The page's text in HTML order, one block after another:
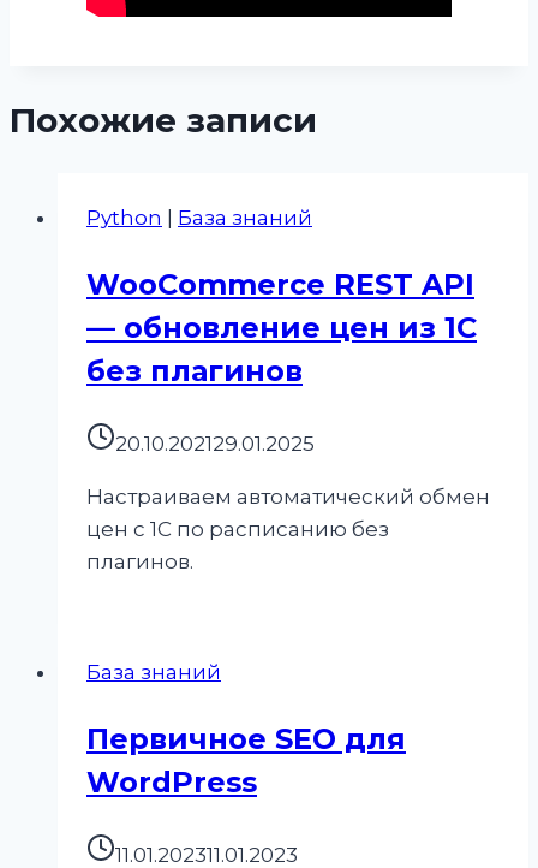
Похожие записи
Python | База знаний
WooCommerce REST API
— обновление цен из 1С
без плагинов
20.10.202129.01.2025
Настраиваем автоматический обмен
цен с 1С по расписанию без
плагинов.
База знаний
Первичное SEO для
WordPress
11.01.202311.01.2023